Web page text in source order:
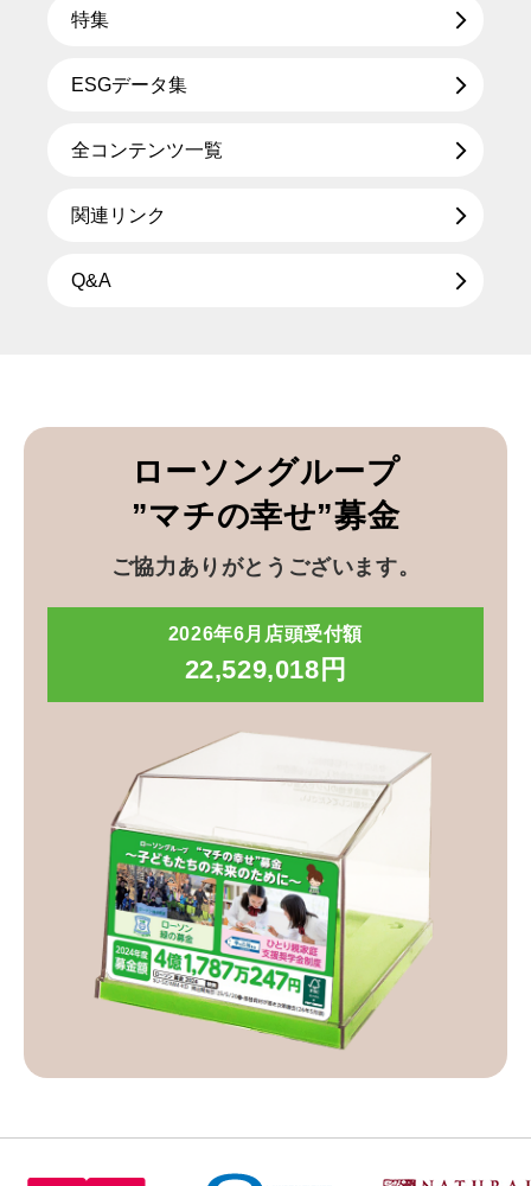
特集
ESGデータ集
全コンテンツ一覧
関連リンク
Q&A
ローソングループ
”マチの幸せ”募金
ご協力ありがとうございます。
2026年6月店頭受付額
22,529,018円